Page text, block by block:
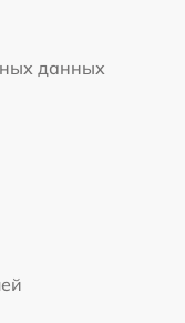
данных